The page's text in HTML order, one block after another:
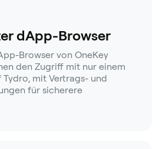
dApp-Browser
Browser von OneKey
den Zugriff mit nur einem
mit Vertrags- und
für sicherere